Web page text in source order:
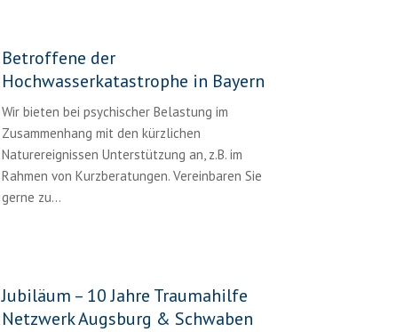
Betroffene der
Hochwasserkatastrophe in Bayern
Wir bieten bei psychischer Belastung im
Zusammenhang mit den kürzlichen
Naturereignissen Unterstützung an, z.B. im
Rahmen von Kurzberatungen. Vereinbaren Sie
gerne zu...
Jubiläum – 10 Jahre Traumahilfe
Netzwerk Augsburg & Schwaben